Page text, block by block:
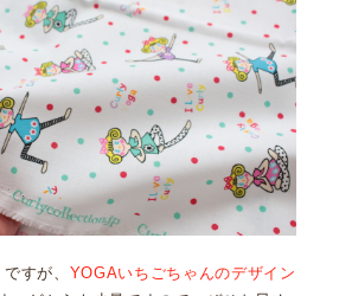
すが、 YOGAいちごちゃんのデザイン